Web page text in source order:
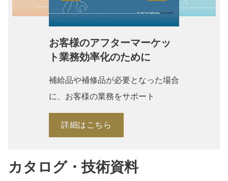
お客様のアフターマーケッ
ト業務効率化のために
補給品や補修品が必要となった場合
に、お客様の業務をサポート
詳細はこちら
カタログ・技術資料